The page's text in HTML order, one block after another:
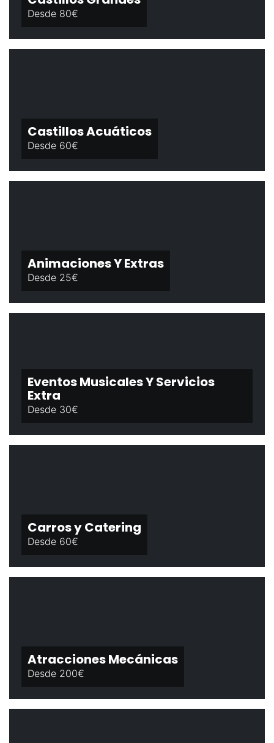
Desde 80€
Castillos Acuáticos
Desde 60€
Animaciones Y Extras
Desde 25€
Eventos Musicales Y Servicios
Extra
Desde 30€
Carros y Catering
Desde 60€
Atracciones Mecánicas
Desde 200€